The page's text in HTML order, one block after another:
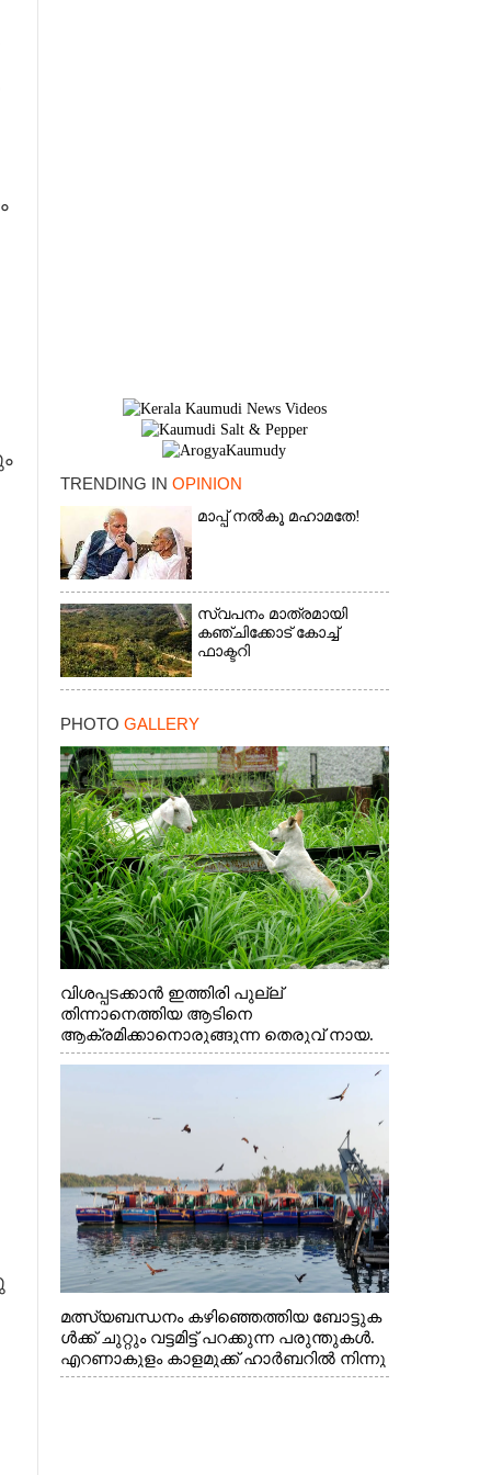
TRENDING IN OPINION
മാപ്പ് നൽകൂ മഹാമതേ!
സ്വപനം മാത്രമായി
കഞ്ചിക്കോട് കോച്ച്
ഫാക്ടറി
PHOTO GALLERY
വിശപ്പടക്കാൻ ഇത്തിരി പുല്ല്
തിന്നാനെത്തിയ ആടിനെ
ആക്രമിക്കാനൊരുങ്ങുന്ന തെരുവ് നായ.
എറണാകുളം വാത്തുരുത്തിയിൽ നിന്നുള്ള
മത്സ്യബന്ധനം കഴിഞ്ഞെത്തിയ ബോട്ടുക
ൾക്ക് ചുറ്റും വട്ടമിട്ട് പറക്കുന്ന പരുന്തുകൾ.
എറണാകുളം കാളമുക്ക് ഹാർബറിൽ നിന്നു
ള്ള കാഴ്ച
×